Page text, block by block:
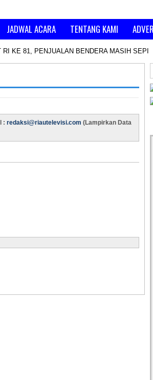
JADWAL ACARA TENTANG KAMI
RI KE 81, PENJUALAN BENDERA MASIH SEPI
: redaksi@riautelevisi.com (Lampirkan Data